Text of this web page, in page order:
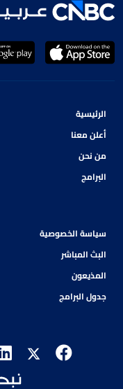
الرئيسية
أعلن معنا
من نحن
البرامج
سياسة الخصوصية
البث المباشر
المذيعون
جدول البرامج